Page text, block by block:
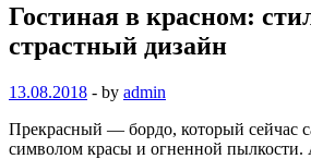
Гостиная в красном:
страстный дизайн
13.08.2018 - by admin
Прекрасный — бордо, который сейчас
символом красы и огненной пылкости.